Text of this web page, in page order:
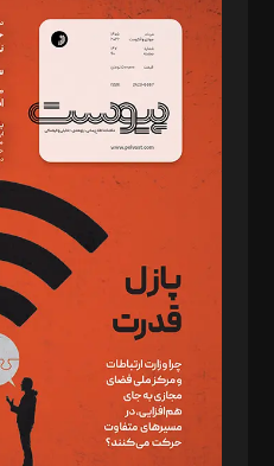
سردبیر: مهرک محمودی
دبیر تحریریه: میثم قاسمی
د‌بیر ناداستان: سمانه سمیع
د‌بیر خدمت و تجارت: ابوالفضل رجبی
د‌بیر حقوق فناوری: حسام‌الدین
د‌بیر پیوست جهان: مینا پاکدل
د‌بیر تحریریه آنلاین: بابک نقاش
تحریریه‌: مجتبی محمود‌ی، آرش
مصطفی مسجدی آرانی، ابوالفضل رجبی،
رستمی،مصطفی باستان
ویرایش: نگار استاد‌‌آقا
طراح یونیفرم: مجید توکلی
فیلمبرداری و عکاسی: امیر شفیعی،
گرافیک و صفحه‌آرایی: سید‌سبحان‌علی